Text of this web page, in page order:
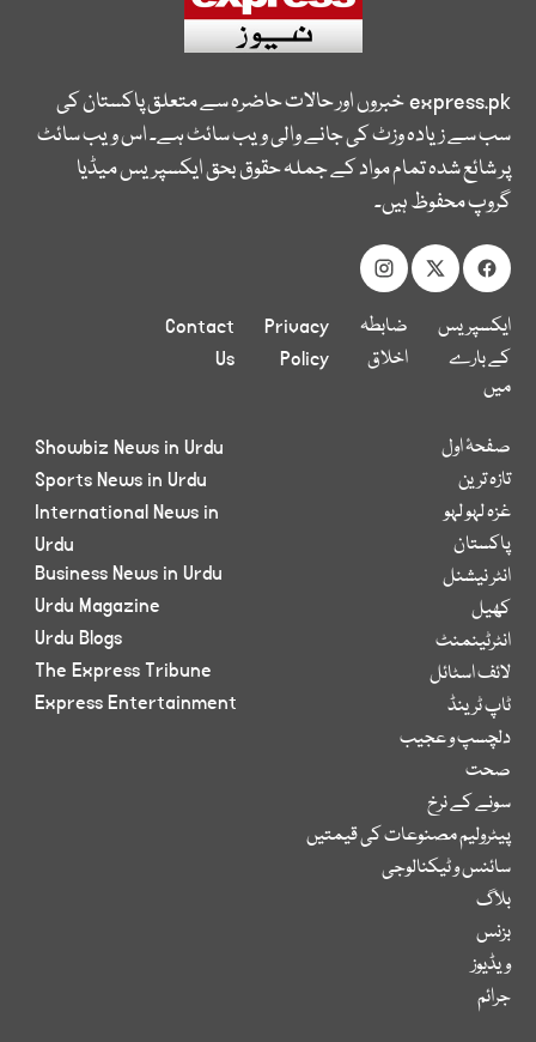
express.pkخبروں اور حالات حاضرہ سے متعلق پاکستان کی
سب سے زیادہ وزٹ کی جانے والی ویب سائٹ ہے۔ اس ویب سائٹ
پر شائع شدہ تمام مواد کے جملہ حقوق بحق ایکسپریس میڈیا
گروپ محفوظ ہیں۔
ایکسپریس
کے بارے
میں
ضابطہ
اخلاق
Privacy
Policy
Contact
Us
صفحۂ اول
تازہ ترین
غزہ لہو لہو
پاکستان
انٹر نیشنل
کھیل
انٹرٹینمنٹ
لائف اسٹائل
ٹاپ ٹرینڈ
دلچسپ و عجیب
صحت
سونے کے نرخ
پیٹرولیم مصنوعات کی قیمتیں
سائنس و ٹیکنالوجی
بلاگ
بزنس
ویڈیوز
جرائم
Showbiz News in Urdu
Sports News in Urdu
International News in
Urdu
Business News in Urdu
Urdu Magazine
Urdu Blogs
The Express Tribune
Express Entertainment